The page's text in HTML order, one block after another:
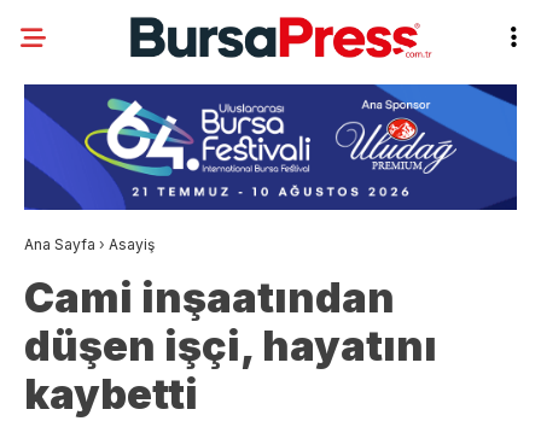
Ana Sayfa › Asayiş
Cami inşaatından
düşen işçi, hayatını
kaybetti